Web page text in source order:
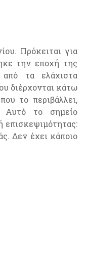
Πρόκειται για
την εποχή της
τα ελάχιστα
διέρχονται κάτω
το περιβάλλει,
Αυτό το σημείο
επισκεψιμότητας:
Δεν έχει κάποιο